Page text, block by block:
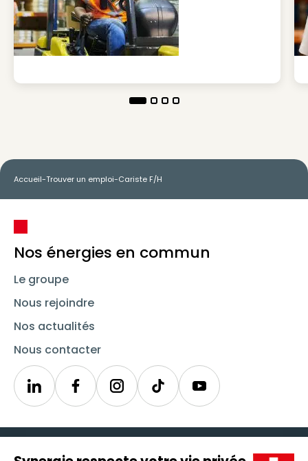
Accueil-Trouver un emploi-Cariste F/H
Nos énergies en commun
Le groupe
Nous rejoindre
Nos actualités
Nous contacter
LinkedinSynergieInstagramTikTok Youtube
Icône d'illustration